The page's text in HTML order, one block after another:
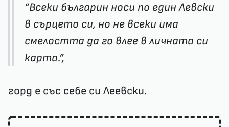
“Всеки българин носи по един Левски
в сърцето си, но не всеки има
смелостта да го влее в личната си
карта.”,
горд е със себе си Леевски.